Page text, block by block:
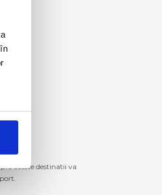
aceste destinatii va